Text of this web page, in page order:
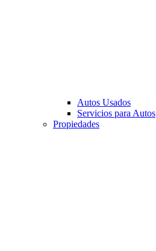
Autos Usados
Servicios para Autos
Propiedades